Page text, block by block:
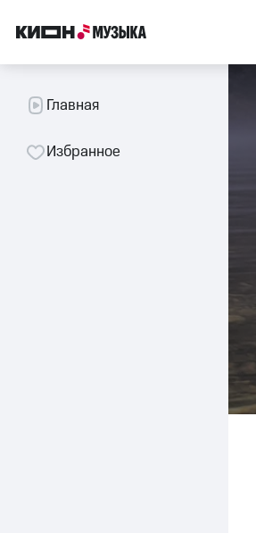
Главная
Избранное